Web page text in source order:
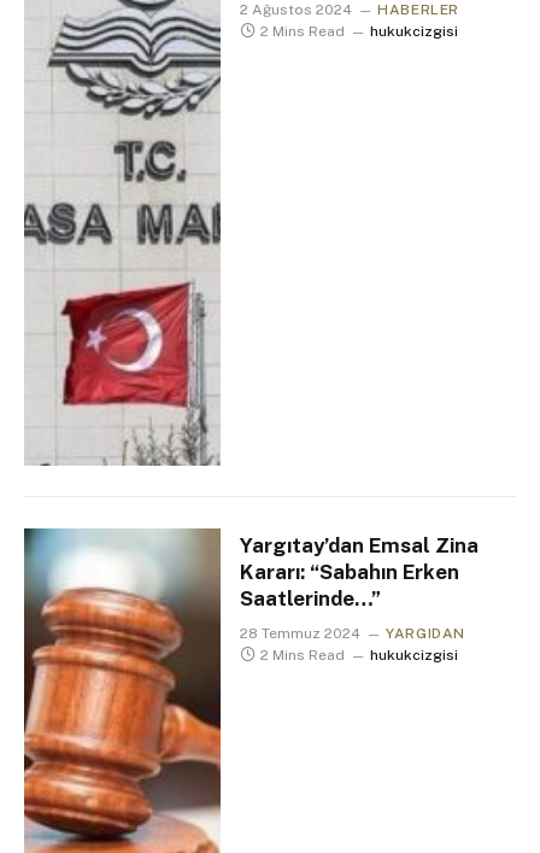
2 Ağustos 2024
HABERLER
2 Mins Read
hukukcizgisi
Yargıtay’dan Emsal Zina
Kararı: “Sabahın Erken
Saatlerinde…”
28 Temmuz 2024
YARGIDAN
2 Mins Read
hukukcizgisi